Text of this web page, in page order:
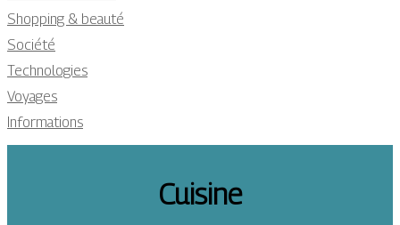
Shopping & beauté
Société
Technologies
Voyages
Informations
Cuisine